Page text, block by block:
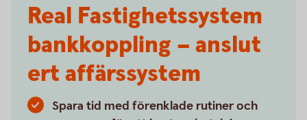
Real Fastighetssystem
bankkoppling – anslut
ert affärssystem
Spara tid med förenklade rutiner och